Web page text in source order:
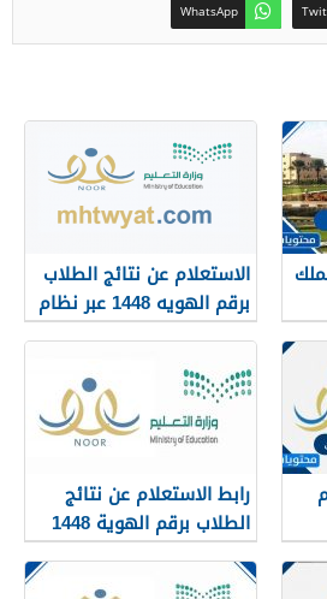
WhatsApp
الاستعلام عن نتائج الطلاب
برقم الهويه 1448 عبر نظام
نور noor.moe.gov.sa
رابط الاستعلام عن نتائج
الطلاب برقم الهوية 1448
عبر نظام نور
noor.moe.gov.sa